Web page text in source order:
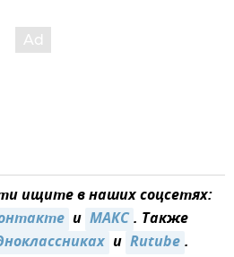
ищите в наших соцсетях:
и MAКС. Также
и Rutube.